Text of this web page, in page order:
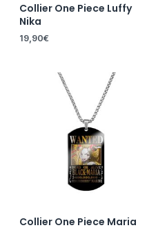
Collier One Piece Luffy
Nika
19,90€
Collier One Piece Maria